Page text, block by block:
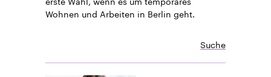
Wohnen und Arbeiten in Berlin geht.
Suche